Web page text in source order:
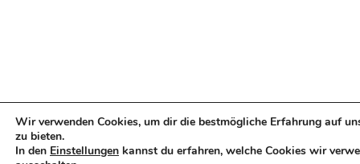
Wir verwenden Cookies, um dir die bestmögliche Erfahrung auf
zu bieten.
In den Einstellungen kannst du erfahren, welche Cookies wir